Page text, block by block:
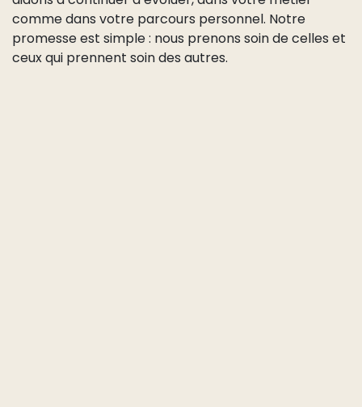
comme dans votre parcours personnel. Notre
promesse est simple : nous prenons soin de celles et
ceux qui prennent soin des autres.